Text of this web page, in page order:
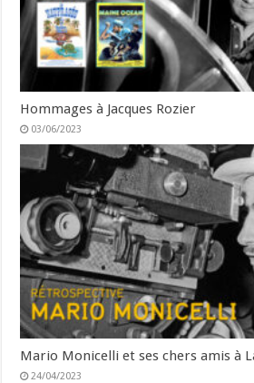
Hommages à Jacques Rozier
03/06/2023
Mario Monicelli et ses chers amis à
24/04/2023